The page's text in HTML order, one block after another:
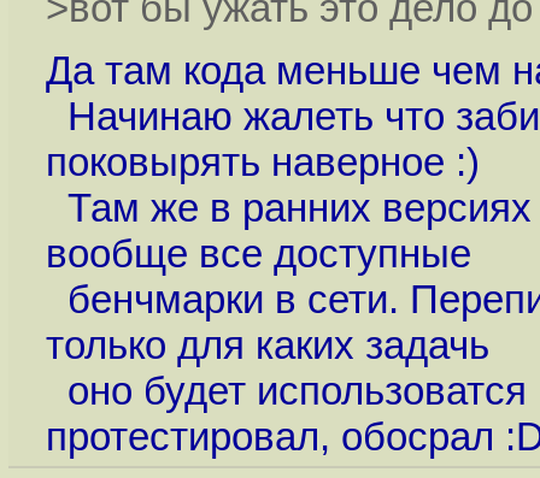
Да там кода меньше чем
Начинаю жалеть что
поковырять наверное :)
Там же в ранних
вообще все доступные
бенчмарки в сети.
только для каких задачь
оно будет
протестировал, обосрал